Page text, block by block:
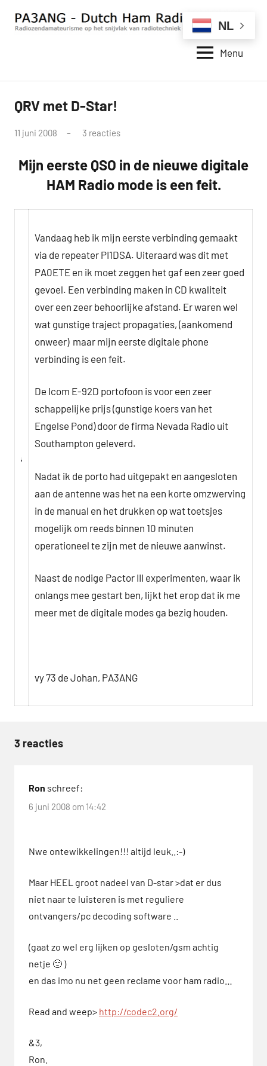
–
Dutch
Radio
Station
snijvlak
radiotechniek
internet.
Menu
D-
QRV met D-Star!
door
11 juni 2008 3 reacties
Mijn eerste QSO in de nieuwe digitale
HAM Radio mode is een feit.
Vandaag heb ik mijn eerste verbinding gemaakt
via de repeater PI1DSA. Uiteraard was dit met
PA0ETE en ik moet zeggen het gaf een zeer goed
gevoel. Een verbinding maken in CD kwaliteit
over een zeer behoorlijke afstand. Er waren wel
wat gunstige traject propagaties, (aankomend
onweer) maar mijn eerste digitale phone
verbinding is een feit.
De Icom E-92D portofoon is voor een zeer
schappelijke prijs (gunstige koers van het
Engelse Pond) door de firma Nevada Radio uit
Southampton geleverd.
Nadat ik de porto had uitgepakt en aangesloten
aan de antenne was het na een korte omzwerving
in de manual en het drukken op wat toetsjes
mogelijk om reeds binnen 10 minuten
operationeel te zijn met de nieuwe aanwinst.
Naast de nodige Pactor III experimenten, waar ik
onlangs mee gestart ben, lijkt het erop dat ik me
meer met de digitale modes ga bezig houden.
vy 73 de Johan, PA3ANG
Tags
Icom
3 reacties
Ron schreef:
6 juni 2008 om 14:42
Nwe ontewikkelingen!!! altijd leuk..:-)
Maar HEEL groot nadeel van D-star >dat er dus
niet naar te luisteren is met reguliere
ontvangers/pc decoding software ..
(gaat zo wel erg lijken op gesloten/gsm achtig
netje 🙁 )
en das imo nu net geen reclame voor ham radio…
Read and weep> http://codec2.org/
&3,
Ron.
NL